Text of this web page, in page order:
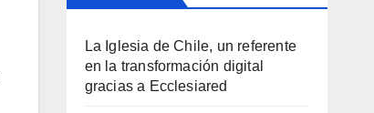
La Iglesia de Chile, un referente
en la transformación digital
gracias a Ecclesiared